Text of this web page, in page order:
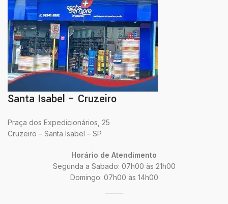
Santa Isabel – Cruzeiro
Praça dos Expedicionários, 25
Cruzeiro – Santa Isabel – SP
Horário de Atendimento
Segunda a Sabado: 07h00 às 21h00
Domingo: 07h00 às 14h00